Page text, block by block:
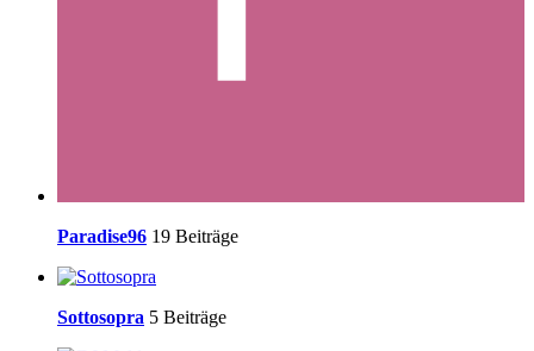
Paradise96 19 Beiträge
Sottosopra 5 Beiträge